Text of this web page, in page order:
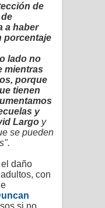
de
a haber
porcentaje
lado no
mientras
porque
tienen
y
Largo y
se pueden
daño
con
si no